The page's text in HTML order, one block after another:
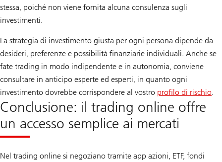
stessa, poiché non viene fornita alcuna consulenza sugli
investimenti.
La strategia di investimento giusta per ogni persona dipende da
desideri, preferenze e possibilità finanziarie individuali. Anche se
fate trading in modo indipendente e in autonomia, conviene
consultare in anticipo esperte ed esperti, in quanto ogni
investimento dovrebbe corrispondere al vostro profilo di rischio.
Conclusione: il trading online offre
un accesso semplice ai mercati
Nel trading online si negoziano tramite app azioni, ETF, fondi